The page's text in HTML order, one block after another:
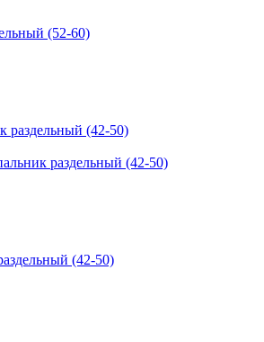
(52-60)
раздельный (42-50)
(42-50)